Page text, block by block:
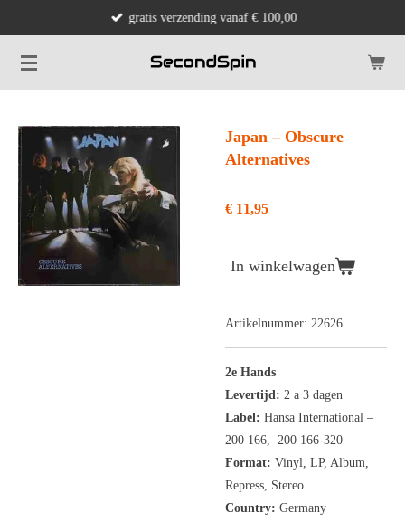
naar
de
gratis verzending vanaf € 100,00
Japan ‎– Obscure
Alternatives
€ 11,95
In winkelwagen
Artikelnummer: 22626
2e Hands
Levertijd: 2 a 3 dagen
Label: Hansa International ‎–
200 166, 200 166-320
Format: Vinyl, LP, Album,
Repress, Stereo
Country: Germany